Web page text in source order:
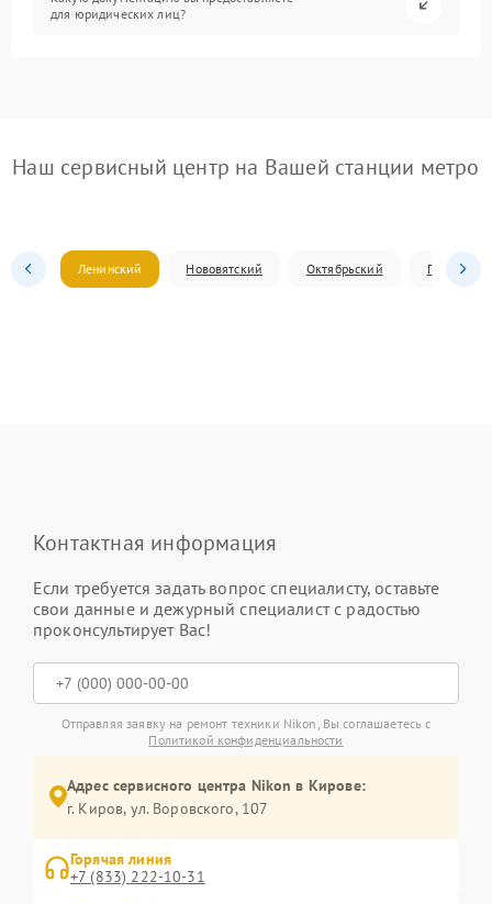
для юридических лиц?
Наш сервисный центр на Вашей станции метро
Ленинский Нововятский Октябрьский
Контактная информация
Если требуется задать вопрос специалисту, оставьте
свои данные и дежурный специалист с радостью
проконсультирует Вас!
Отправляя заявку на ремонт техники Nikon, Вы соглашаетесь с
Политикой конфиденциальности
Адрес сервисного центра Nikon в Кирове:
г. Киров, ул. Воровского, 107
Горячая линия
+7 (833) 222-10-31